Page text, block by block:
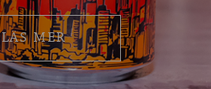
LÄS MER